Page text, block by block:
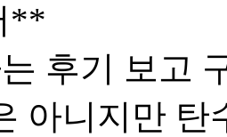
**
후기 보고
아니지만 탄